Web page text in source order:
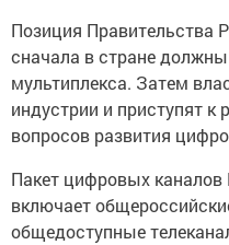
Позиция Правительства
сначала в стране
мультиплекса. Затем
индустрии и приступят
вопросов развития
Пакет цифровых
включает
общедоступные